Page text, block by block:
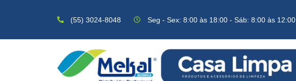
(55) 3024-8048 Seg - Sex: 8:00 às 18:00 - Sáb: 8:00 às 12:00